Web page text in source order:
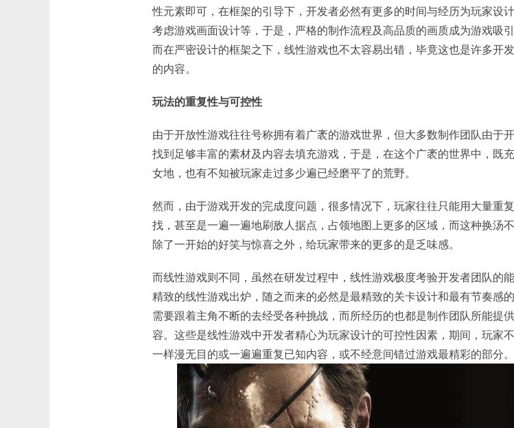
性元素即可，在框架的引导下，开发者必然有更多的时间与经历为玩家设
考虑游戏画面设计等，于是，严格的制作流程及高品质的画质成为游戏吸
而在严密设计的框架之下，线性游戏也不太容易出错，毕竟这也是许多开
的内容。
玩法的重复性与可控性
由于开放性游戏往往号称拥有着广袤的游戏世界，但大多数制作团队由于
找到足够丰富的素材及内容去填充游戏，于是，在这个广袤的世界中，既
女地，也有不知被玩家走过多少遍已经磨平了的荒野。
然而，由于游戏开发的完成度问题，很多情况下，玩家往往只能用大量重
找，甚至是一遍一遍地刷敌人据点，占领地图上更多的区域，而这种换汤
除了一开始的好笑与惊喜之外，给玩家带来的更多的是乏味感。
而线性游戏则不同，虽然在研发过程中，线性游戏极度考验开发者团队的
精致的线性游戏出炉，随之而来的必然是最精致的关卡设计和最有节奏感
需要跟着主角不断的去经受各种挑战，而所经历的也都是制作团队所能提
容。这些是线性游戏中开发者精心为玩家设计的可控性因素，期间，玩家
一样漫无目的或一遍遍重复已知内容，或不经意间错过游戏最精彩的部分。